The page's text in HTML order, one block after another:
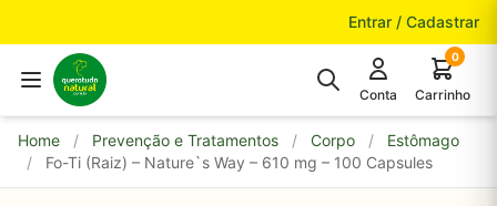
Entrar / Cadastrar
Conta
0
Carrinho
Home / Prevenção e Tratamentos / Corpo /
Estômago
/
Fo-Ti (Raiz) – Nature`s Way – 610 mg – 100 Capsules